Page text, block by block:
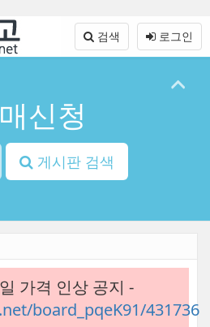
로그인
검색
신청
게시판 검색
가격 인상 공지 -
board_pqeK91/431736